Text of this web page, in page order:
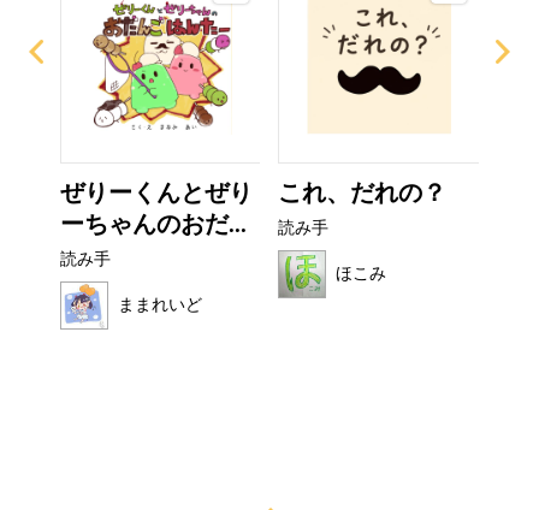
ぜりーくんとぜり
ーちゃんのおだ...
読み手
ままれいど
これ、だれの？
読み手
ほこみ